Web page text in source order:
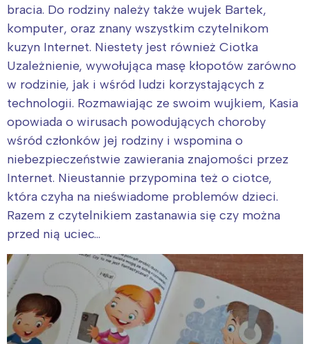
bracia. Do rodziny należy także wujek Bartek,
komputer, oraz znany wszystkim czytelnikom
kuzyn Internet. Niestety jest również Ciotka
Uzależnienie, wywołująca masę kłopotów zarówno
w rodzinie, jak i wśród ludzi korzystających z
technologii. Rozmawiając ze swoim wujkiem, Kasia
opowiada o wirusach powodujących choroby
wśród członków jej rodziny i wspomina o
niebezpieczeństwie zawierania znajomości przez
Internet. Nieustannie przypomina też o ciotce,
która czyha na nieświadome problemów dzieci.
Razem z czytelnikiem zastanawia się czy można
przed nią uciec…